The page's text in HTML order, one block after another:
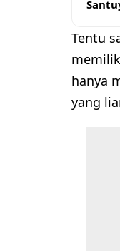
Tentu
hanya
yang